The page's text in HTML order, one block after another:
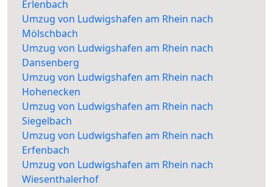
Erlenbach
Umzug von Ludwigshafen am Rhein nach
Mölschbach
Umzug von Ludwigshafen am Rhein nach
Dansenberg
Umzug von Ludwigshafen am Rhein nach
Hohenecken
Umzug von Ludwigshafen am Rhein nach
Siegelbach
Umzug von Ludwigshafen am Rhein nach
Erfenbach
Umzug von Ludwigshafen am Rhein nach
Wiesenthalerhof